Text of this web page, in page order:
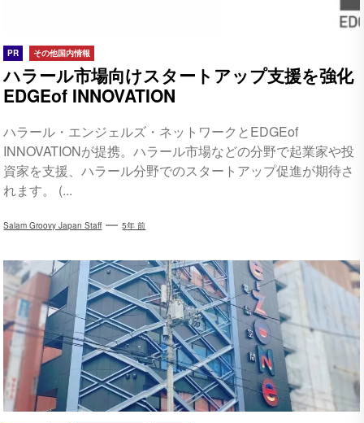
PR その他国内情報
ハラール市場向けスタートアップ支援を強化
EDGEof INNOVATION
ハラール・エンジェルズ・ネットワークとEDGEof
INNOVATIONが提携。ハラール市場などの分野で起業家や投
資家を支援、ハラール分野でのスタートアップ促進が期待さ
れます。 (...
Salam Groovy Japan Staff 5年 前